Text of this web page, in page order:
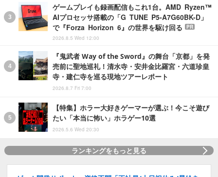
ゲームプレイも録画配信もこれ1台。AMD Ryzen™
AIプロセッサ搭載の「G TUNE P5-A7G60BK-D」
で『Forza Horizon 6』の世界を駆け回る
PR
2026.8.5 Wed 12:00
『鬼武者 Way of the Sword』の舞台「京都」を発
売前に聖地巡礼！清水寺・安井金比羅宮・六道珍皇
寺・建仁寺を巡る現地ツアーレポート
2026.8.7 Fri 7:00
【特集】ホラー大好きゲーマーが選ぶ！今こそ遊び
たい「本当に怖い」ホラゲー10選
2026.5.6 Wed 20:30
ランキングをもっと見る